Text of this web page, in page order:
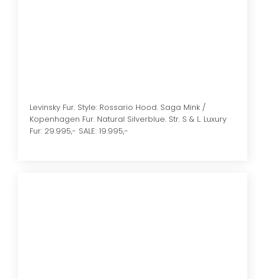
Levinsky Fur. Style: Rossario Hood. Saga Mink /
Kopenhagen Fur. Natural Silverblue. Str. S & L. Luxury
Fur: 29.995,- SALE: 19.995,-